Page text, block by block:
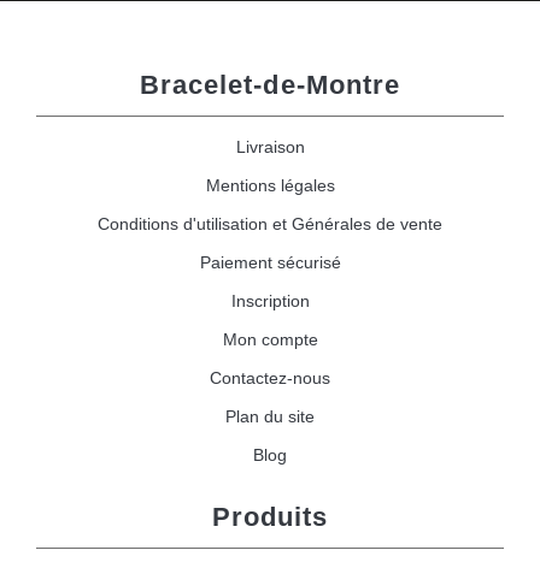
Bracelet-de-Montre
Livraison
Mentions légales
Conditions d'utilisation et Générales de vente
Paiement sécurisé
Inscription
Mon compte
Contactez-nous
Plan du site
Blog
Produits